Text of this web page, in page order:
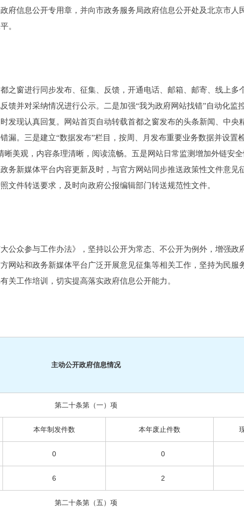
府信息公开专用章，并向市政务服务局政府信息公开处及北京市人
。
之窗进行同步发布、征集、反馈，开通电话、邮箱、邮寄、线上多
馈并对采纳情况进行公示。二是加强“我为政府网站找错”自动化监
发现认真回复。网站首页自动转载首都之窗发布的头条新闻、中央
漏。三是建立“数据发布”栏目，按周、月发布重要业务数据并设置
美观，内容条理清晰，阅读流畅。五是网站日常监测增加外链安
务新媒体平台内容更新及时，与官方网站同步推送政策性文件意见
文件转送要求，及时向政府公报编辑部门转送规范性文件。
公众参与工作办法》，坚持以公开为常态、不公开为例外，增强政
网站和政务新媒体平台广泛开展意见征集等相关工作，坚持为民服
关工作培训，切实提高落实政府信息公开能力。
主动公开政府信息情况
第二十条第（一）项
本年制发件数 本年废止件数
0 0
6 2
第二十条第（五）项